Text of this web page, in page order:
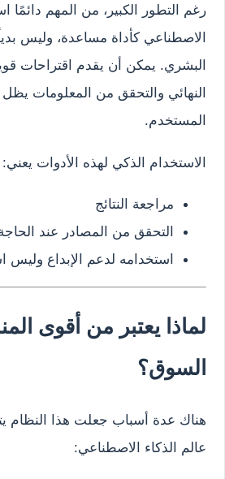
رغم التطور الكبير، من المهم دائمًا
الاصطناعي كأداة مساعدة، وليس
البشري. يمكن أن يقدم اقتراحات
النهائي والتحقق من المعلومات
المستخدم.
الاستخدام الذكي لهذه الأدوات يعني:
مراجعة النتائج
التحقق من المصادر عند
استخدامه لدعم الإبداع وليس
لماذا يعتبر من أقوى
السوق؟
هناك عدة أسباب جعلت هذا النظام
عالم الذكاء الاصطناعي: